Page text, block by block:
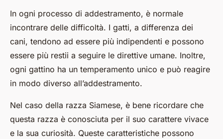
In ogni processo di addestramento, è normale
incontrare delle difficoltà. I gatti, a differenza dei
cani, tendono ad essere più indipendenti e possono
essere più restii a seguire le direttive umane. Inoltre,
ogni gattino ha un temperamento unico e può reagire
in modo diverso all’addestramento.
Nel caso della razza Siamese, è bene ricordare che
questa razza è conosciuta per il suo carattere vivace
e la sua curiosità. Queste caratteristiche possono